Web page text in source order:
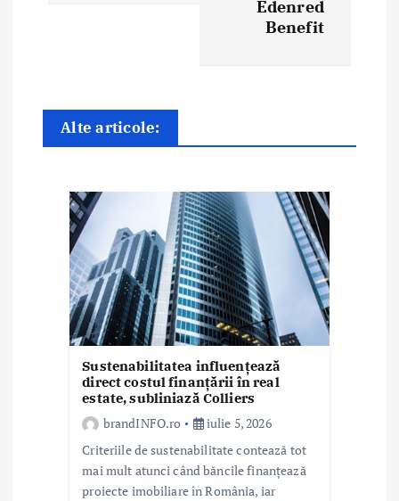
a
r
Edenred
Benefit
Alte articole:
Sustenabilitatea influențează
direct costul finanțării în real
estate, subliniază Colliers
brandINFO.ro
iulie 5, 2026
Criteriile de sustenabilitate contează tot
mai mult atunci când băncile finanțează
proiecte imobiliare în România, iar